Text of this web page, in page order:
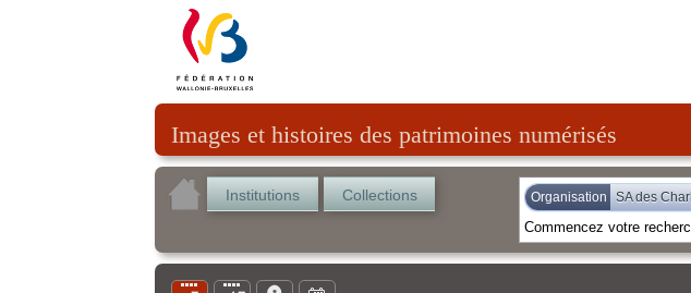
Images et histoires des patrimoines numérisés
Institutions Collections Organisation SA des